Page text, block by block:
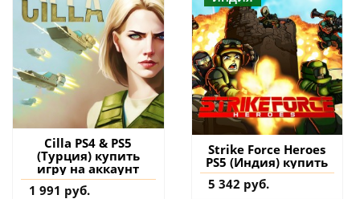
Cilla PS4 & PS5
(Турция) купить
игру на аккаунт
1 991 руб.
Strike Force Heroes
PS5 (Индия) купить
5 342 руб.